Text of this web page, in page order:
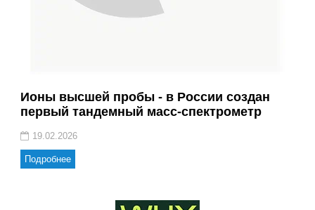
Ионы высшей пробы - в России создан
первый тандемный масс-спектрометр
19.02.2026
Подробнее